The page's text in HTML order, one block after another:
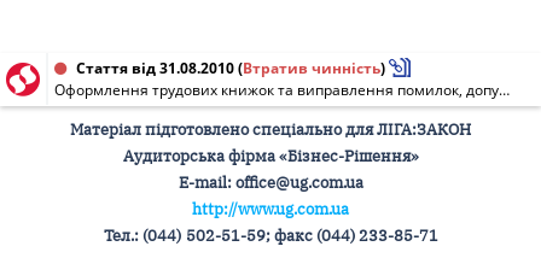
Стаття від 31.08.2010(Втратив чинність)
Оформлення трудових книжок та виправлення помилок, допущених при їх заповненні
Матеріал підготовлено спеціально для ЛІГА:ЗАКОН
Аудиторська фірма «Бізнес-Рішення»
Е-mail: office@ug.com.ua
http://www.ug.com.ua
Тел.: (044) 502-51-59; факс (044) 233-85-71